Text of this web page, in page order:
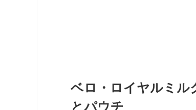
ベロ・ロイヤルミル
とパウチ